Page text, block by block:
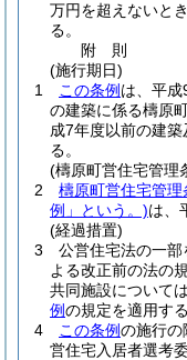
万円を超えないと
る。
附 則
(施行期日)
1
この条例 は、平
の建築に係る檮原
成7年度以前の建
る。
(檮原町営住宅管理
2
檮原町営住宅管理
例」という。)は、
(経過措置)
3
公営住宅法の一
よる改正前の法の
共同施設について
例の規定を適用する
4
この条例の施行の
営住宅入居者選考